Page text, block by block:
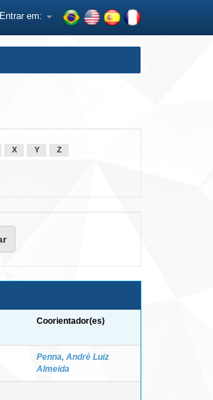
Entrar em:
X Y Z
Coorientador(es)
Penna, André Luiz
Almeida